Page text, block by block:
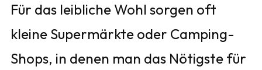
Für das leibliche Wohl sorgen oft
kleine Supermärkte oder Camping-
Shops, in denen man das Nötigste für